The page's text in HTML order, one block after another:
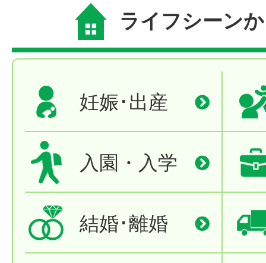
ライフシーン
妊娠･出産
入園・入学
結婚･離婚